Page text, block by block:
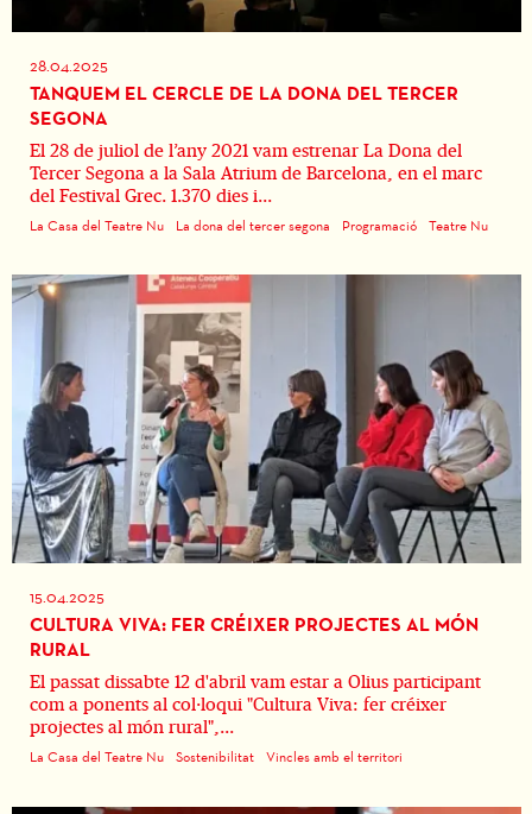
28.04.2025
TANQUEM EL CERCLE DE LA DONA DEL TERCER
SEGONA
El 28 de juliol de l’any 2021 vam estrenar La Dona del
Tercer Segona a la Sala Atrium de Barcelona, en el marc
del Festival Grec. 1.370 dies i...
La Casa del Teatre Nu La dona del tercer segona Programació Teatre Nu
15.04.2025
CULTURA VIVA: FER CRÉIXER PROJECTES AL MÓN
RURAL
El passat dissabte 12 d'abril vam estar a Olius participant
com a ponents al col·loqui "Cultura Viva: fer créixer
projectes al món rural",...
La Casa del Teatre Nu Sostenibilitat Vincles amb el territori